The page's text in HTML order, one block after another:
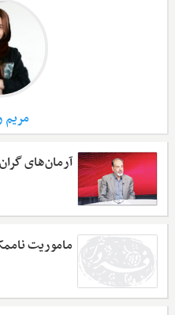
آرمان‌های گران
ماموریت